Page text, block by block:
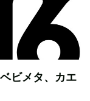
ビメタ、カエ